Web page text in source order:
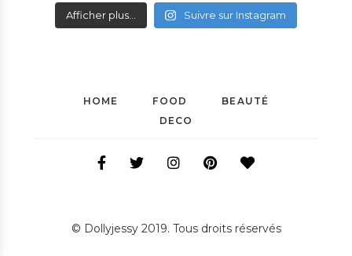
Afficher plus... Suivre sur Instagram
HOME FOOD
BEAUTÉ
DECO
© Dollyjessy 2019. Tous droits réservés